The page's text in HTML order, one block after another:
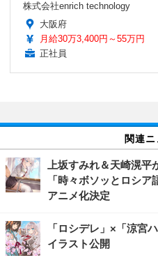
株式会社enrich technology
大阪府
月給30万3,400円～55万円
正社員
関連ニ
上坂すみれ＆天崎滉
「時々ボソッとロシア
アニメ化決定
「ロシデレ」×「涼宮
イラスト公開